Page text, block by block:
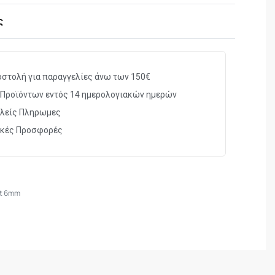
BBs
πολυμερές (Polymer)
BBs χωρίς “rattle”
για παραγγελίες άνω των 150€
εντός 14 ημερολογιακών ημερών
Πληρωμες
Προσφορές
6mm